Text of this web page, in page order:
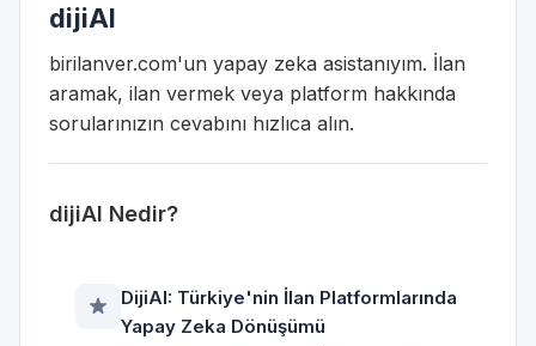
dijiAI
birilanver.com'un yapay zeka asistanıyım. İlan
aramak, ilan vermek veya platform hakkında
sorularınızın cevabını hızlıca alın.
dijiAI Nedir?
DijiAI: Türkiye'nin İlan Platformlarında
Yapay Zeka Dönüşümü